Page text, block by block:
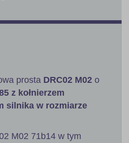
prosta DRC02 M02 o
z kołnierzem
silnika w rozmiarze
M02 71b14 w tym